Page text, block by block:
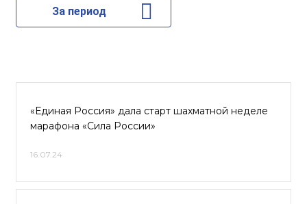
За период
«Единая Россия» дала старт шахматной неделе
марафона «Сила России»
16.07.24